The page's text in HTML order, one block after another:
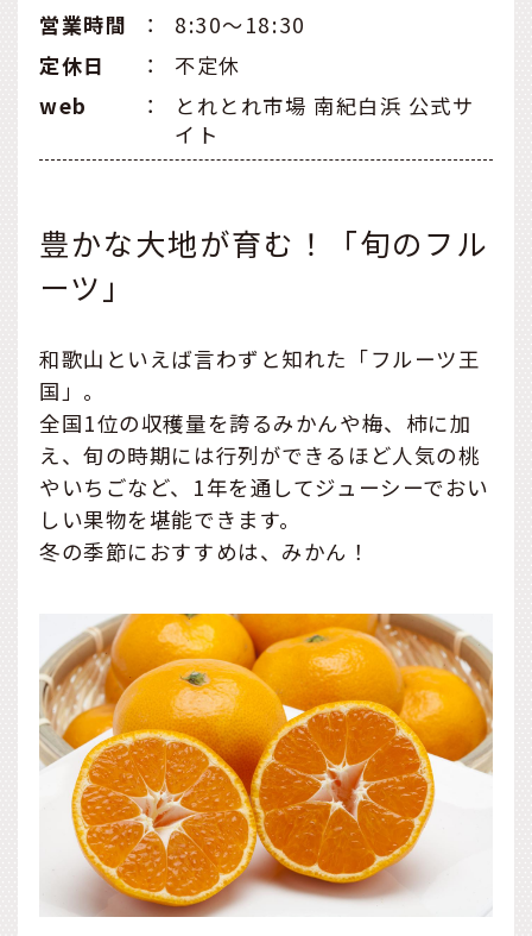
営業時間
：
8:30〜18:30
定休日
：
不定休
web
：
とれとれ市場 南紀白浜 公式サ
イト
豊かな大地が育む！「旬のフル
ーツ」
和歌山といえば言わずと知れた「フルーツ王
国」。
全国1位の収穫量を誇るみかんや梅、柿に加
え、旬の時期には行列ができるほど人気の桃
やいちごなど、1年を通してジューシーでおい
しい果物を堪能できます。
冬の季節におすすめは、みかん！